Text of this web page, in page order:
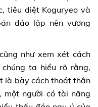
tiêu diệt Koguryeo và
đảo lập nên vương
như xem xét cách
ta hiểu rõ rằng,
là bày cách thoát thân
một người có tài năng